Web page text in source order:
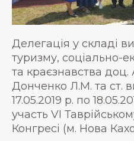
Делегація у складі
туризму, соціально-
та краєзнавства доц.
Донченко Л.М. та ст.
17.05.2019 р. по
участь VІ
Конгресі (м. Нова